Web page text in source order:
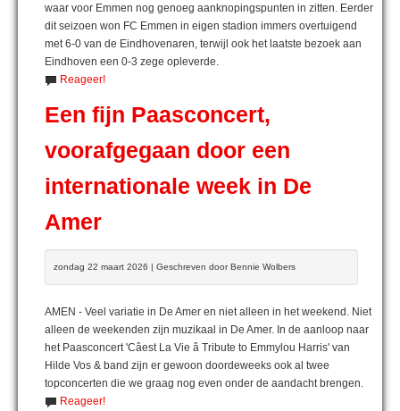
waar voor Emmen nog genoeg aanknopingspunten in zitten. Eerder
dit seizoen won FC Emmen in eigen stadion immers overtuigend
met 6-0 van de Eindhovenaren, terwijl ook het laatste bezoek aan
Eindhoven een 0-3 zege opleverde.
Reageer!
Een fijn Paasconcert,
voorafgegaan door een
internationale week in De
Amer
zondag 22 maart 2026 | Geschreven door Bennie Wolbers
AMEN - Veel variatie in De Amer en niet alleen in het weekend. Niet
alleen de weekenden zijn muzikaal in De Amer. In de aanloop naar
het Paasconcert 'Câest La Vie â Tribute to Emmylou Harris' van
Hilde Vos & band zijn er gewoon doordeweeks ook al twee
topconcerten die we graag nog even onder de aandacht brengen.
Reageer!